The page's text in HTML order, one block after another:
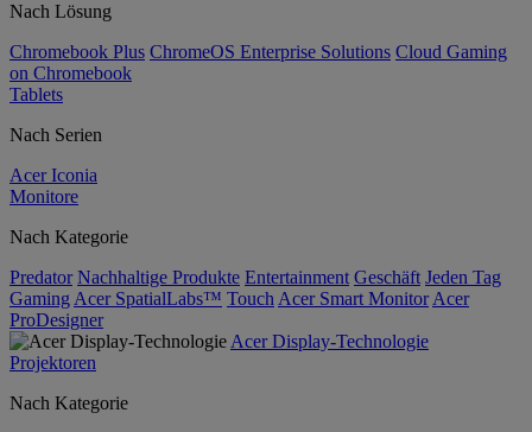
Nach Lösung
Chromebook Plus ChromeOS Enterprise Solutions Cloud Gaming
on Chromebook
Tablets
Nach Serien
Acer Iconia
Monitore
Nach Kategorie
Predator Nachhaltige Produkte Entertainment Geschäft Jeden Tag
Gaming Acer SpatialLabs™ Touch Acer Smart Monitor Acer
ProDesigner
Acer Display-Technologie
Projektoren
Nach Kategorie